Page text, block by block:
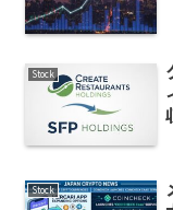
Stock
Stock